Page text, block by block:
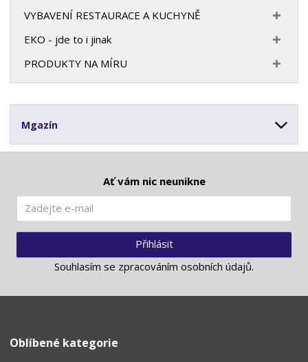
VYBAVENÍ RESTAURACE A KUCHYNĚ
EKO - jde to i jinak
PRODUKTY NA MÍRU
Mgazín
Ať vám nic neunikne
Přihlásit
Souhlasím se zpracováním osobních údajů.
Oblíbené kategorie